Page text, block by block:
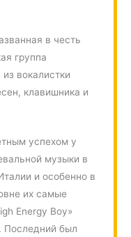
в честь
группа
вокалистки
клавишника и
успехом у
музыки в
и особенно в
их самые
Energy Boy»
Последний был